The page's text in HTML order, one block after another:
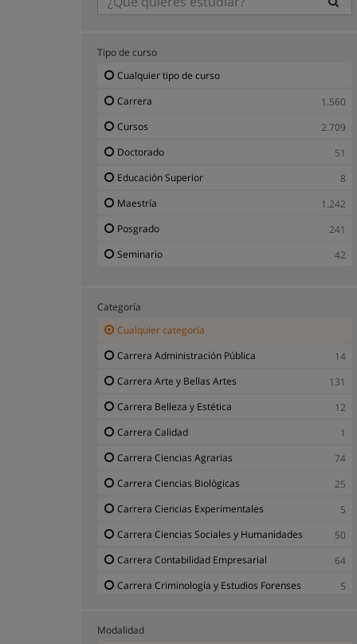
Tipo de curso
Cualquier tipo de curso
Carrera
1.560
Cursos
2.709
Doctorado
51
Educación Superior
8
Maestría
1.242
Posgrado
241
Seminario
42
Categoría
Cualquier categoría
Carrera Administración Pública
14
Carrera Arte y Bellas Artes
131
Carrera Belleza y Estética
12
Carrera Calidad
1
Carrera Ciencias Agrarias
74
Carrera Ciencias Biológicas
25
Carrera Ciencias Experimentales
5
Carrera Ciencias Sociales y Humanidades
50
Carrera Contabilidad Empresarial
64
Carrera Criminología y Estudios Forenses
5
Carrera Derecho / Leyes
Modalidad